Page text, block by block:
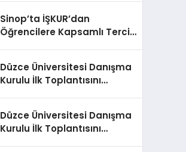
Sinop’ta İŞKUR’dan
Öğrencilere Kapsamlı Tercih
Düzce Üniversitesi Danışma
Kurulu İlk Toplantısını
Düzce Üniversitesi Danışma
Kurulu İlk Toplantısını